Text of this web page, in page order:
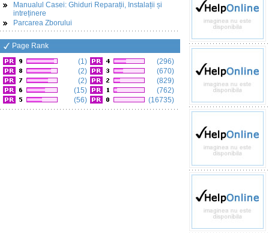
Manualul Casei: Ghiduri Reparații, Instalații și
intreținere
Parcarea Zborului
Page Rank
(1)
(2)
(2)
(15)
(56)
(296)
(670)
(829)
(762)
(16735)